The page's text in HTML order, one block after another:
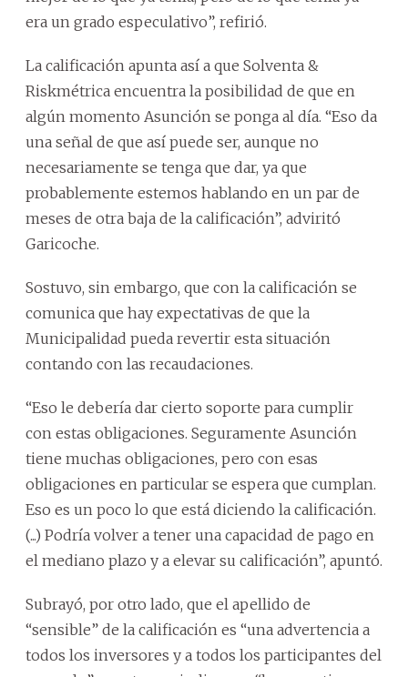
era un grado especulativo”, refirió.
La calificación apunta así a que Solventa &
Riskmétrica encuentra la posibilidad de que en
algún momento Asunción se ponga al día. “Eso da
una señal de que así puede ser, aunque no
necesariamente se tenga que dar, ya que
probablemente estemos hablando en un par de
meses de otra baja de la calificación”, adviritó
Garicoche.
Sostuvo, sin embargo, que con la calificación se
comunica que hay expectativas de que la
Municipalidad pueda revertir esta situación
contando con las recaudaciones.
“Eso le debería dar cierto soporte para cumplir
con estas obligaciones. Seguramente Asunción
tiene muchas obligaciones, pero con esas
obligaciones en particular se espera que cumplan.
Eso es un poco lo que está diciendo la calificación.
(...) Podría volver a tener una capacidad de pago en
el mediano plazo y a elevar su calificación”, apuntó.
Subrayó, por otro lado, que el apellido de
“sensible” de la calificación es “una advertencia a
todos los inversores y a todos los participantes del